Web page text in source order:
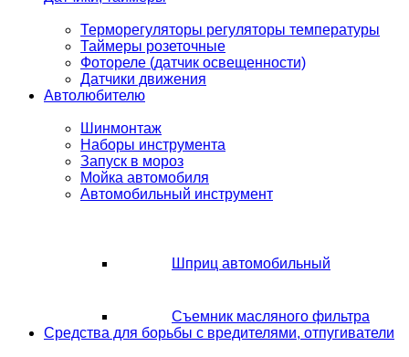
Терморегуляторы регуляторы температуры
Таймеры розеточные
Фотореле (датчик освещенности)
Датчики движения
Автолюбителю
Шинмонтаж
Наборы инструмента
Запуск в мороз
Мойка автомобиля
Автомобильный инструмент
Шприц автомобильный
Съемник масляного фильтра
Средства для борьбы с вредителями, отпугиватели